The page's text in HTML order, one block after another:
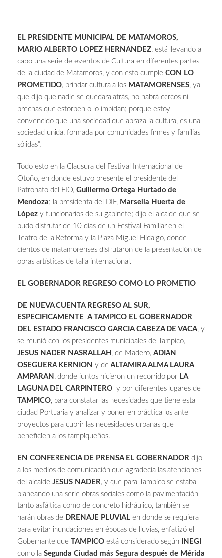
EL PRESIDENTE MUNICIPAL DE MATAMOROS,
MARIO ALBERTO LOPEZ HERNANDEZ, está llevando a
cabo una serie de eventos de Cultura en diferentes partes
de la ciudad de Matamoros, y con esto cumple CON LO
PROMETIDO, brindar cultura a los MATAMORENSES, ya
que dijo que nadie se quedara atrás, no habrá cercos ni
brechas que estorben o lo impidan; porque estoy
convencido que una sociedad que abraza la cultura, es una
sociedad unida, formada por comunidades firmes y familias
sólidas”.
Todo esto en la Clausura del Festival Internacional de
Otoño, en donde estuvo presente el presidente del
Patronato del FIO, Guillermo Ortega Hurtado de
Mendoza; la presidenta del DIF, Marsella Huerta de
López y funcionarios de su gabinete; dijo el alcalde que se
pudo disfrutar de 10 días de un Festival Familiar en el
Teatro de la Reforma y la Plaza Miguel Hidalgo, donde
cientos de matamorenses disfrutaron de la presentación de
obras artísticas de talla internacional.
EL GOBERNADOR REGRESO COMO LO PROMETIO
DE NUEVA CUENTA REGRESO AL SUR,
ESPECIFICAMENTE A TAMPICO EL GOBERNADOR
DEL ESTADO FRANCISCO GARCIA CABEZA DE VACA, y
se reunió con los presidentes municipales de Tampico,
JESUS NADER NASRALLAH , de Madero, ADIAN
OSEGUERA KERNION y de ALTAMIRA ALMA LAURA
AMPARAN , donde juntos hicieron un recorrido por LA
LAGUNA DEL CARPINTERO y por diferentes lugares de
TAMPICO, para constatar las necesidades que tiene esta
ciudad Portuaria y analizar y poner en práctica los ante
proyectos para cubrir las necesidades urbanas que
beneficien a los tampiqueños.
EN CONFERENCIA DE PRENSA EL GOBERNADOR dijo
a los medios de comunicación que agradecía las atenciones
del alcalde JESUS NADER, y que para Tampico se estaba
planeando una serie obras sociales como la pavimentación
tanto asfáltica como de concreto hidráulico, también se
harán obras de DRENAJE PLUVIAL en donde se requiera
para evitar inundaciones en épocas de lluvias, enfatizó el
Gobernante que TAMPICO está considerado según
INEGI
como la Segunda Ciudad más Segura después de Mérida